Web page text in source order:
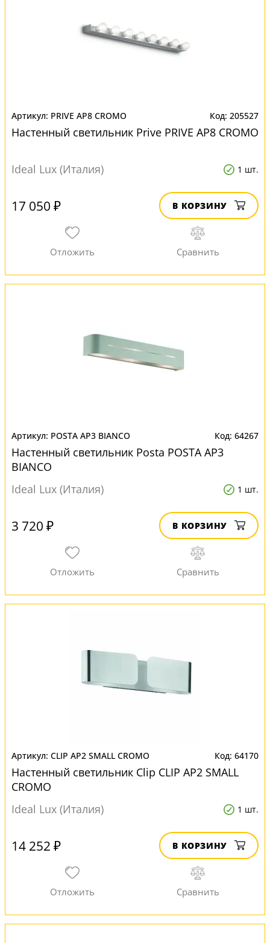
PRIVE AP8 CROMO 205527
Настенный светильник Prive PRIVE AP8 CROMO
Ideal Lux (Италия) 1 шт.
17 050 ₽ В КОРЗИНУ
POSTA AP3 BIANCO 64267
Настенный светильник Posta POSTA AP3
BIANCO
Ideal Lux (Италия)
1 шт.
3 720 ₽ В КОРЗИНУ
CLIP AP2 SMALL CROMO 64170
Настенный светильник Clip CLIP AP2 SMALL
CROMO
Ideal Lux (Италия)
1 шт.
14 252 ₽ В КОРЗИНУ